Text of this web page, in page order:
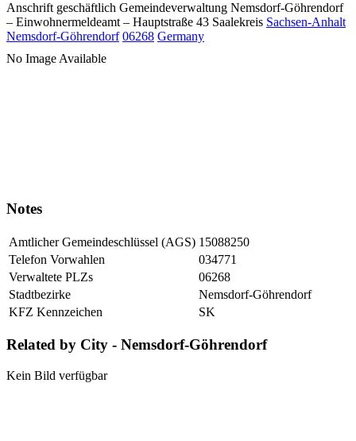
Anschrift geschäftlich Gemeindeverwaltung Nemsdorf-Göhrendorf
– Einwohnermeldeamt – Hauptstraße 43 Saalekreis Sachsen-Anhalt
Nemsdorf-Göhrendorf 06268 Germany
No Image Available
Notes
Amtlicher Gemeindeschlüssel (AGS) 15088250
Telefon Vorwahlen
034771
Verwaltete PLZs
06268
Stadtbezirke
Nemsdorf-Göhrendorf
KFZ Kennzeichen
SK
Related by City - Nemsdorf-Göhrendorf
Kein Bild verfügbar